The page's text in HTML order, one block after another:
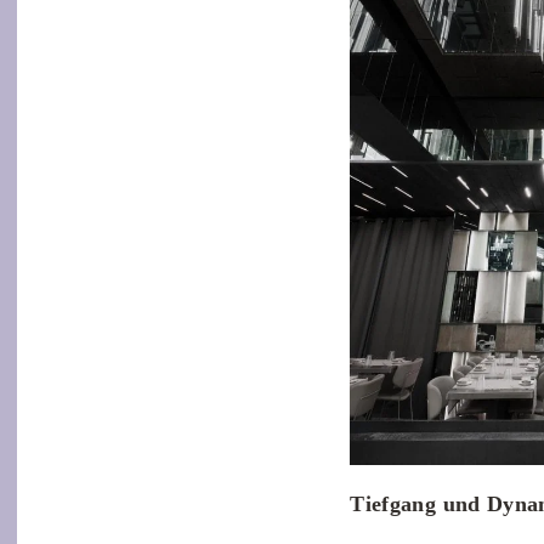
Tiefgang und